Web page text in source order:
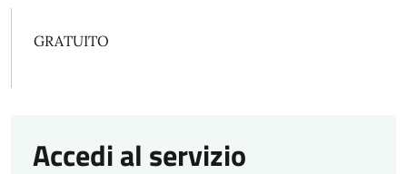
GRATUITO
Accedi al servizio